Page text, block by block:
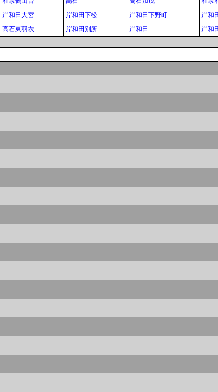
岸和田大宮
岸和田下松 岸和田下野町
岸和
高石東羽衣
岸和田別所 岸和田 岸和